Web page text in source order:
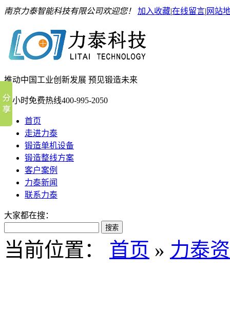
南京力泰智能科技有限公司欢迎您！ 加入收藏|在线留言| 网站
推动中国工业创新发展 预见锻造未来
24小时免费热线400-995-2050
首页
走进力泰
锻造单机设备
锻造整线方案
客户案例
力泰新闻
联系力泰
大家都在搜：
当前位置： 首页 » 力泰